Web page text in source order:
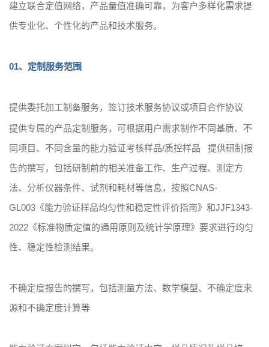
建立联合定值网络，产品量值准确可靠，为客户多样化需求提
供专业化、个性化的产品和技术服务。
01、定制服务范围
提供委托加工制备服务，签订技术服务协议或项目合作协议
提供专属的产品定制服务，可根据用户需求制作不同基质、不
同项目、不同含量的能力验证考核样品/质控样品 提供研制报
告的撰写，包括研制前的相关准备工作、生产过程、测定方
法、分析仪器条件、试剂和耗材等信息，按照CNAS-
GL003《能力验证样品均匀性和稳定性评价指南》和JJF1343-
2022《标准物质定值的通用原则及统计学原理》要求进行均匀
性、稳定性检测结果。
不确定度报告的撰写，包括测量方法、数学模型、不确定度来
源和不确定度计算等